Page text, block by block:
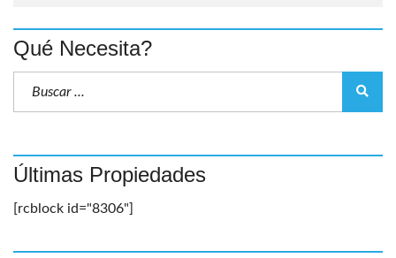
Qué Necesita?
Últimas Propiedades
[rcblock id="8306"]